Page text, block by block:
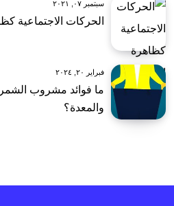
سبتمبر ٠٧, ٢٠٢١
الحركات الاجتماعية
فبراير ٢٠, ٢٠٢٤
ما فوائد مشروب
والمعدة؟